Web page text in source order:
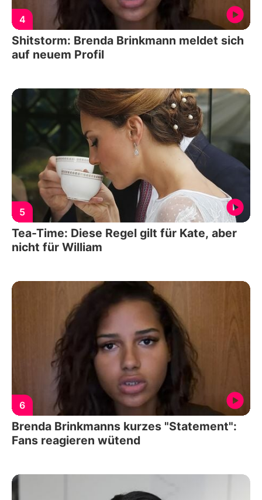
4
Shitstorm: Brenda Brinkmann meldet sich
auf neuem Profil
5
Tea-Time: Diese Regel gilt für Kate, aber
nicht für William
6
Brenda Brinkmanns kurzes "Statement":
Fans reagieren wütend